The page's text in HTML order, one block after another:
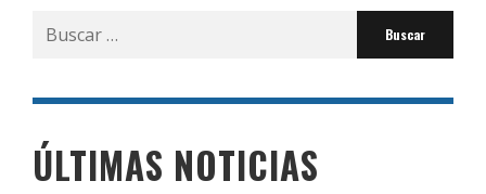
Buscar
por:
ÚLTIMAS NOTICIAS